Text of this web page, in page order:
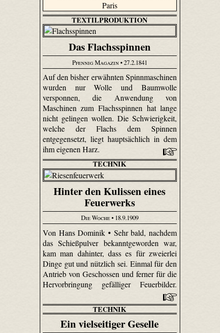
TEXTILPRODUKTION
Das Flachsspinnen
Pfennig Magazin• 27.2.1841
Auf den bisher erwähnten Spinnmaschinen
wurden nur Wolle und Baumwolle
versponnen, die Anwendung von
Maschinen zum Flachsspinnen hat lange
nicht gelingen wollen. Die Schwierigkeit,
welche der Flachs dem Spinnen
entgegensetzt, liegt hauptsächlich in dem
ihm eigenen Harz.
TECHNIK
Hinter den Kulissen eines
Feuerwerks
Die Woche• 18.9.1909
Von Hans Dominik • Sehr bald, nachdem
das Schießpulver bekanntgeworden war,
kam man dahinter, dass es für zweierlei
Dinge gut und nützlich sei. Einmal für den
Antrieb von Geschossen und ferner für die
Hervorbringung gefälliger Feuerbilder.
TECHNIK
Ein vielseitiger Geselle